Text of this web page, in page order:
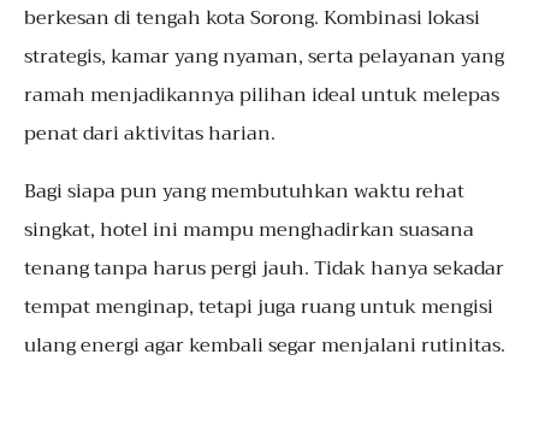
berkesan di tengah kota Sorong. Kombinasi lokasi
strategis, kamar yang nyaman, serta pelayanan yang
ramah menjadikannya pilihan ideal untuk melepas
penat dari aktivitas harian.
Bagi siapa pun yang membutuhkan waktu rehat
singkat, hotel ini mampu menghadirkan suasana
tenang tanpa harus pergi jauh. Tidak hanya sekadar
tempat menginap, tetapi juga ruang untuk mengisi
ulang energi agar kembali segar menjalani rutinitas.